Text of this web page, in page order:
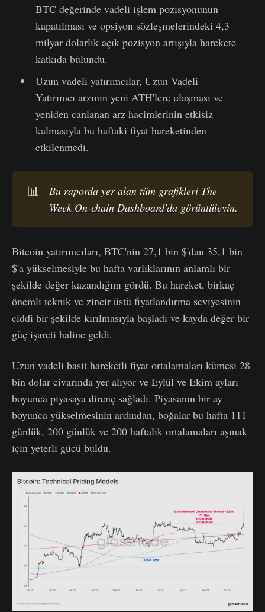
BTC değerinde vadeli işlem pozisyonunun
kapatılması ve opsiyon sözleşmelerindeki 4,3
milyar dolarlık açık pozisyon artışıyla harekete
katkıda bulundu.
Uzun vadeli yatırımcılar, Uzun Vadeli
Yatırımcı arzının yeni ATH'lere ulaşması ve
yeniden canlanan arz hacimlerinin etkisiz
kalmasıyla bu haftaki fiyat hareketinden
etkilenmedi.
📊 Bu raporda yer alan tüm grafikleri The
Week On-chain Dashboard'da görüntüleyin.
Bitcoin yatırımcıları, BTC'nin 27,1 bin $'dan 35,1 bin
$'a yükselmesiyle bu hafta varlıklarının anlamlı bir
şekilde değer kazandığını gördü. Bu hareket, birkaç
önemli teknik ve zincir üstü fiyatlandırma seviyesinin
ciddi bir şekilde kırılmasıyla başladı ve kayda değer bir
güç işareti haline geldi.
Uzun vadeli basit hareketli fiyat ortalamaları kümesi 28
bin dolar civarında yer alıyor ve Eylül ve Ekim ayları
boyunca piyasaya direnç sağladı. Piyasanın bir ay
boyunca yükselmesinin ardından, boğalar bu hafta 111
günlük, 200 günlük ve 200 haftalık ortalamaları aşmak
için yeterli gücü buldu.